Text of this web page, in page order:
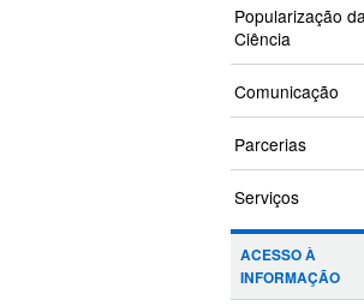
Popularização
Ciência
Comunicação
Parcerias
Serviços
ACESSO À
INFORMAÇÃO